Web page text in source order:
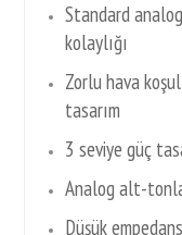
Standard
kolaylığı
Zorlu hava
tasarım
3 seviye güç
Analog alt-
Düşük